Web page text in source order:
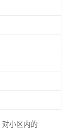
对小区内的